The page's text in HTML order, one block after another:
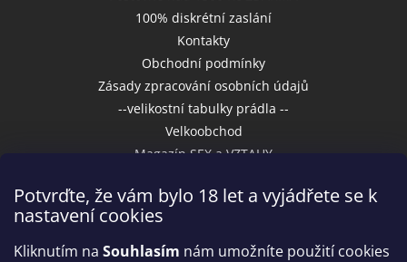
Potvrďte, že vám bylo 18 let a vyjádřete se k
nastavení cookies
Kliknutím na Souhlasím nám umožníte použití cookies
100% diskrétní zaslání
Kontakty
Obchodní podmínky
Zásady zpracování osobních údajů
--velikostní tabulky prádla --
Velkoobchod
Magazín SEX a VZTAHY
Přijímáme online platby